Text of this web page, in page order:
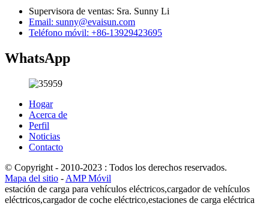
Supervisora ​​de ventas: Sra. Sunny Li
Email: sunny@evaisun.com
Teléfono móvil: +86-13929423695
WhatsApp
Hogar
Acerca de
Perfil
Noticias
Contacto
© Copyright - 2010-2023 : Todos los derechos reservados.
Mapa del sitio - AMP Móvil
estación de carga para vehículos eléctricos,cargador de vehículos
eléctricos,cargador de coche eléctrico,estaciones de carga eléctrica